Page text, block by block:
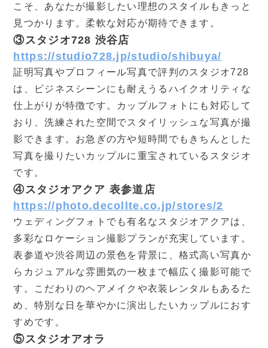
こそ、あなたが撮影したい理想のスタイルもきっと
見つかります。柔軟な対応が期待できます。
③スタジオ728 渋谷店
https://studio728.jp/studio/shibuya/
証明写真やプロフィール写真で評判のスタジオ728
は、ビジネスシーンにも耐えうるハイクオリティな
仕上がりが特徴です。カップルフォトにも対応して
おり、洗練された空間でスタイリッシュな写真が撮
影できます。お急ぎの方や短時間でもきちんとした
写真を撮りたいカップルに重宝されているスタジオ
です。
④スタジオアクア 表参道店
https://photo.decollte.co.jp/stores/2
ウェディングフォトでも有名なスタジオアクアは、
多彩なロケーション撮影プランが充実しています。
表参道や渋谷周辺の景色を背景に、格式高い写真か
らカジュアルな雰囲気の一枚まで幅広く撮影可能で
す。こだわりのヘアメイクや衣装レンタルもあるた
め、特別な日を華やかに演出したいカップルにおす
すめです。
⑤スタジオアオラ